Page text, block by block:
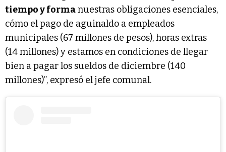
tiempo y formanuestras obligaciones esenciales,
cómo el pago de aguinaldo a empleados
municipales (67 millones de pesos), horas extras
(14 millones) y estamos en condiciones de llegar
bien a pagar los sueldos de diciembre (140
millones)”, expresó el jefe comunal.